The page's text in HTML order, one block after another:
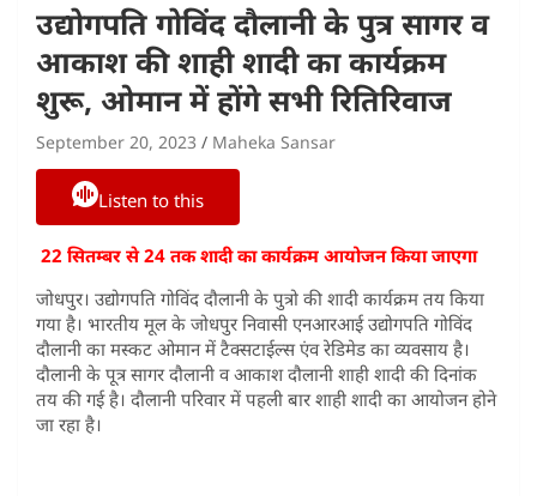
उद्योगपति गोविंद दौलानी के पुत्र सागर व
आकाश की शाही शादी का कार्यक्रम
शुरू, ओमान में होंगे सभी रितिरिवाज
September 20, 2023 Maheka Sansar
Listen to this
22 सितम्बर से 24 तक शादी का कार्यक्रम आयोजन किया जाएगा
जोधपुर। उद्योगपति गोविंद दौलानी के पुत्रो की शादी कार्यक्रम तय किया
गया है। भारतीय मूल के जोधपुर निवासी एनआरआई उद्योगपति गोविंद
दौलानी का मस्कट ओमान में टैक्सटाईल्स एंव रेडिमेड का व्यवसाय है।
दौलानी के पूत्र सागर दौलानी व आकाश दौलानी शाही शादी की दिनांक
तय की गई है। दौलानी परिवार में पहली बार शाही शादी का आयोजन होने
जा रहा है।